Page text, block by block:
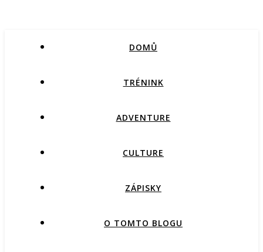
DOMŮ
TRÉNINK
ADVENTURE
CULTURE
ZÁPISKY
O TOMTO BLOGU